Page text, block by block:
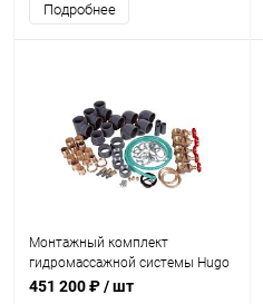
Подробнее
Монтажный комплект
гидромассажной системы Hugo
Lahme на 6 форсунок (8650050)
451 200 ₽/ шт